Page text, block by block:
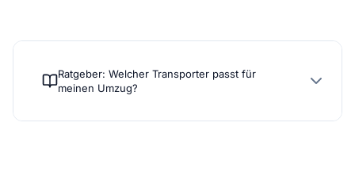
Ratgeber: Welcher Transporter passt für
meinen Umzug?